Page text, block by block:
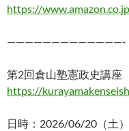
https://
—————————————-
第2回倉山塾憲政史講座
https://
日時：2026/06/20（土